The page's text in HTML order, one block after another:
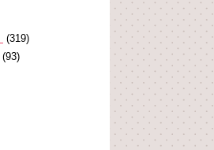
(319)
(93)